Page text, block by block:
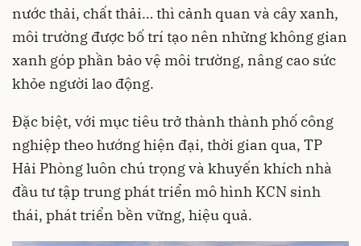
nước thải, chất thải… thì cảnh quan và cây xanh,
môi trường được bố trí tạo nên những không gian
xanh góp phần bảo vệ môi trường, nâng cao sức
khỏe người lao động.
Đặc biệt, với mục tiêu trở thành thành phố công
nghiệp theo hướng hiện đại, thời gian qua, TP
Hải Phòng luôn chú trọng và khuyến khích nhà
đầu tư tập trung phát triển mô hình KCN sinh
thái, phát triển bền vững, hiệu quả.